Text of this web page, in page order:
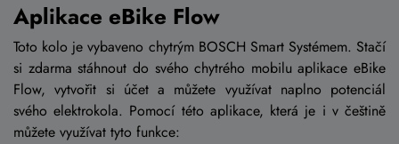
Aplikace eBike Flow
Toto kolo je vybaveno chytrým BOSCH Smart Systémem. Stačí
si zdarma stáhnout do svého chytrého mobilu aplikace eBike
Flow, vytvořit si účet a můžete využívat naplno potenciál
svého elektrokola. Pomocí této aplikace, která je i v češtině
můžete využívat tyto funkce: